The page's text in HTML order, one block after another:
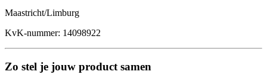
Maastricht/Limburg
KvK-nummer: 14098922
Zo stel je jouw product samen